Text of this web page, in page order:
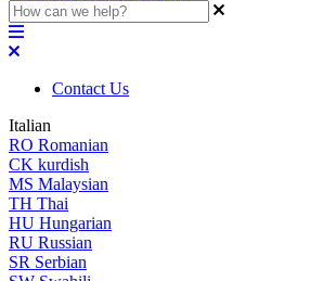
Contact Us
Italian
RO Romanian
CK kurdish
MS Malaysian
TH Thai
HU Hungarian
RU Russian
SR Serbian